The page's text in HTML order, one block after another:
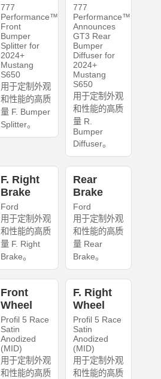
777
Performance™
Front
Bumper
Splitter for
2024+
Mustang
S650
用于定制外观
和性能的高质
量 F. Bumper
Splitter。
777
Performance™
Announces
GT3 Rear
Bumper
Diffuser for
2024+
Mustang
S650
用于定制外观
和性能的高质
量 R.
Bumper
Diffuser。
F. Right
Brake
Ford
用于定制外观
和性能的高质
量 F. Right
Brake。
Rear
Brake
Ford
用于定制外观
和性能的高质
量 Rear
Brake。
Front
Wheel
Profil 5 Race
Satin
Anodized
(MID)
用于定制外观
和性能的高质
F. Right
Wheel
Profil 5 Race
Satin
Anodized
(MID)
用于定制外观
和性能的高质